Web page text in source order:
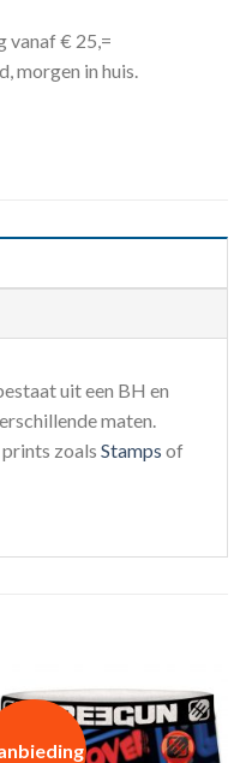
vanaf € 25,=
morgen in huis.
uit een BH en
maten.
zoals Stamps of